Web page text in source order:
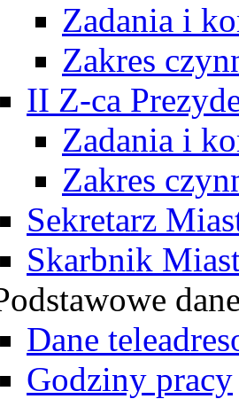
Zadania i
Zakres
II Z-ca
Zadania i
Zakres
Sekretarz
Skarbnik
Dane
Godziny pracy